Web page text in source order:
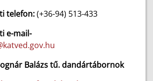
telefon:(+36-94) 513-433
e-mail-
Balázs tű. dandártábornok